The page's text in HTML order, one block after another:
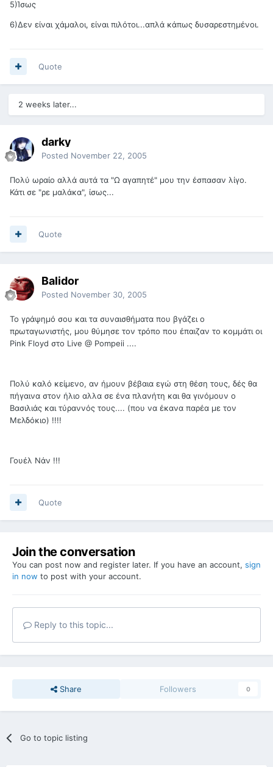
5)Ίσως
6)Δεν είναι χάμαλοι, είναι πιλότοι...απλά κάπως δυσαρεστημένοι.
Quote
2 weeks later...
darky
Posted November 22, 2005
Πολύ ωραίο αλλά αυτά τα "Ω αγαπητέ" μου την έσπασαν λίγο.
Κάτι σε "ρε μαλάκα", ίσως...
Quote
Balidor
Posted November 30, 2005
To γράψημό σου και τα συναισθήματα που βγάζει ο
πρωταγωνιστής, μου θύμησε τον τρόπο που έπαιζαν το κομμάτι οι
Pink Floyd στο Live @ Pompeii ....
Πολύ καλό κείμενο, αν ήμουν βέβαια εγώ στη θέση τους, δές θα
πήγαινα στον ήλιο αλλα σε ένα πλανήτη και θα γινόμουν ο
Βασιλιάς και τύραννός τους.... (που να έκανα παρέα με τον
Μελδόκιο) !!!!
Γουέλ Νάν !!!
Quote
Join the conversation
You can post now and register later. If you have an account, sign
in now to post with your account.
Reply to this topic...
Share Followers 0
Go to topic listing